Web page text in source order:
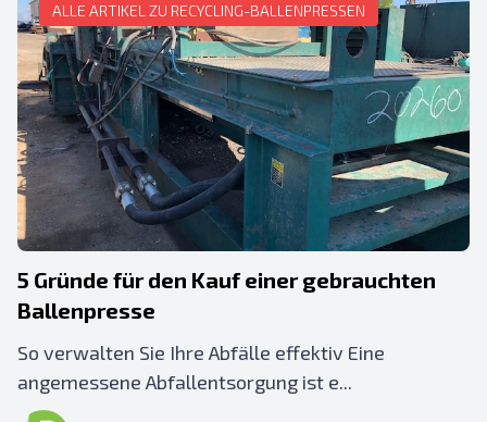
ALLE ARTIKEL ZU RECYCLING-BALLENPRESSEN
5 Gründe für den Kauf einer gebrauchten
Ballenpresse
So verwalten Sie Ihre Abfälle effektiv Eine
angemessene Abfallentsorgung ist e...